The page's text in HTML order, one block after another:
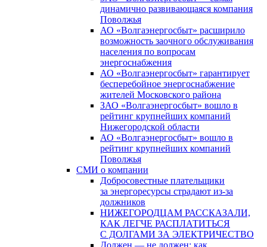
динамично развивающаяся компания
Поволжья
АО «Волгаэнергосбыт» расширило
возможность заочного обслуживания
населения по вопросам
энергоснабжения
АО «Волгаэнергосбыт» гарантирует
бесперебойное энергоснабжение
жителей Московского района
ЗАО «Волгаэнергосбыт» вошло в
рейтинг крупнейших компаний
Нижегородской области
АО «Волгаэнергосбыт» вошло в
рейтинг крупнейших компаний
Поволжья
СМИ о компании
Добросовестные плательщики
за энергоресурсы страдают из-за
должников
НИЖЕГОРОДЦАМ РАССКАЗАЛИ,
КАК ЛЕГЧЕ РАСПЛАТИТЬСЯ
С ДОЛГАМИ ЗА ЭЛЕКТРИЧЕСТВО